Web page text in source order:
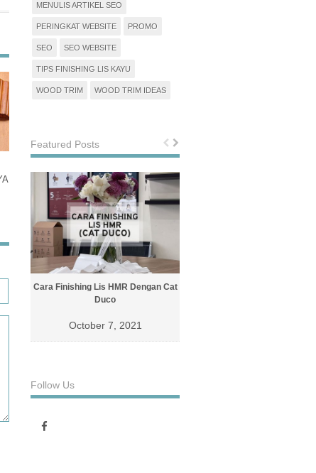
MENULIS ARTIKEL SEO
PERINGKAT WEBSITE PROMO
SEO SEO WEBSITE
TIPS FINISHING LIS KAYU
WOOD TRIM WOOD TRIM IDEAS
Featured Posts
Cara Finishing Lis HMR Dengan Cat
Duco
October 7, 2021
Follow Us